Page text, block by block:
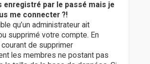
enregistré par le passé mais je
me connecter ?!
qu’un administrateur ait
supprimé votre compte. En
de supprimer
les membres ne postant pas